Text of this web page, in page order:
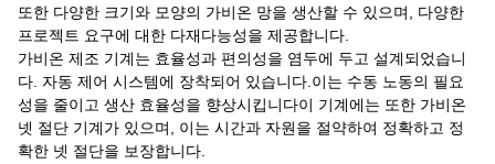
또한 다양한 크기와 모양의 가비온 망을 생산할 수 있으며, 다양한
프로젝트 요구에 대한 다재다능성을 제공합니다.
가비온 제조 기계는 효율성과 편의성을 염두에 두고 설계되었습니
다. 자동 제어 시스템에 장착되어 있습니다.이는 수동 노동의 필요
성을 줄이고 생산 효율성을 향상시킵니다이 기계에는 또한 가비온
넷 절단 기계가 있으며, 이는 시간과 자원을 절약하여 정확하고 정
확한 넷 절단을 보장합니다.